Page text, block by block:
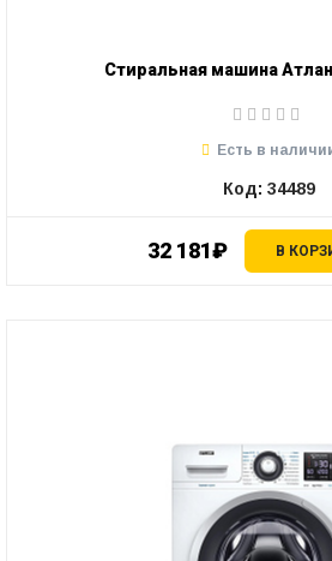
Стиральная машина
32 181₽ В
Есть в
Код: 34489